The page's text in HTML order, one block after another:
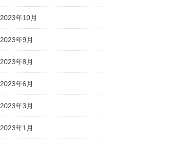
2023年10月
2023年9月
2023年8月
2023年6月
2023年3月
2023年1月